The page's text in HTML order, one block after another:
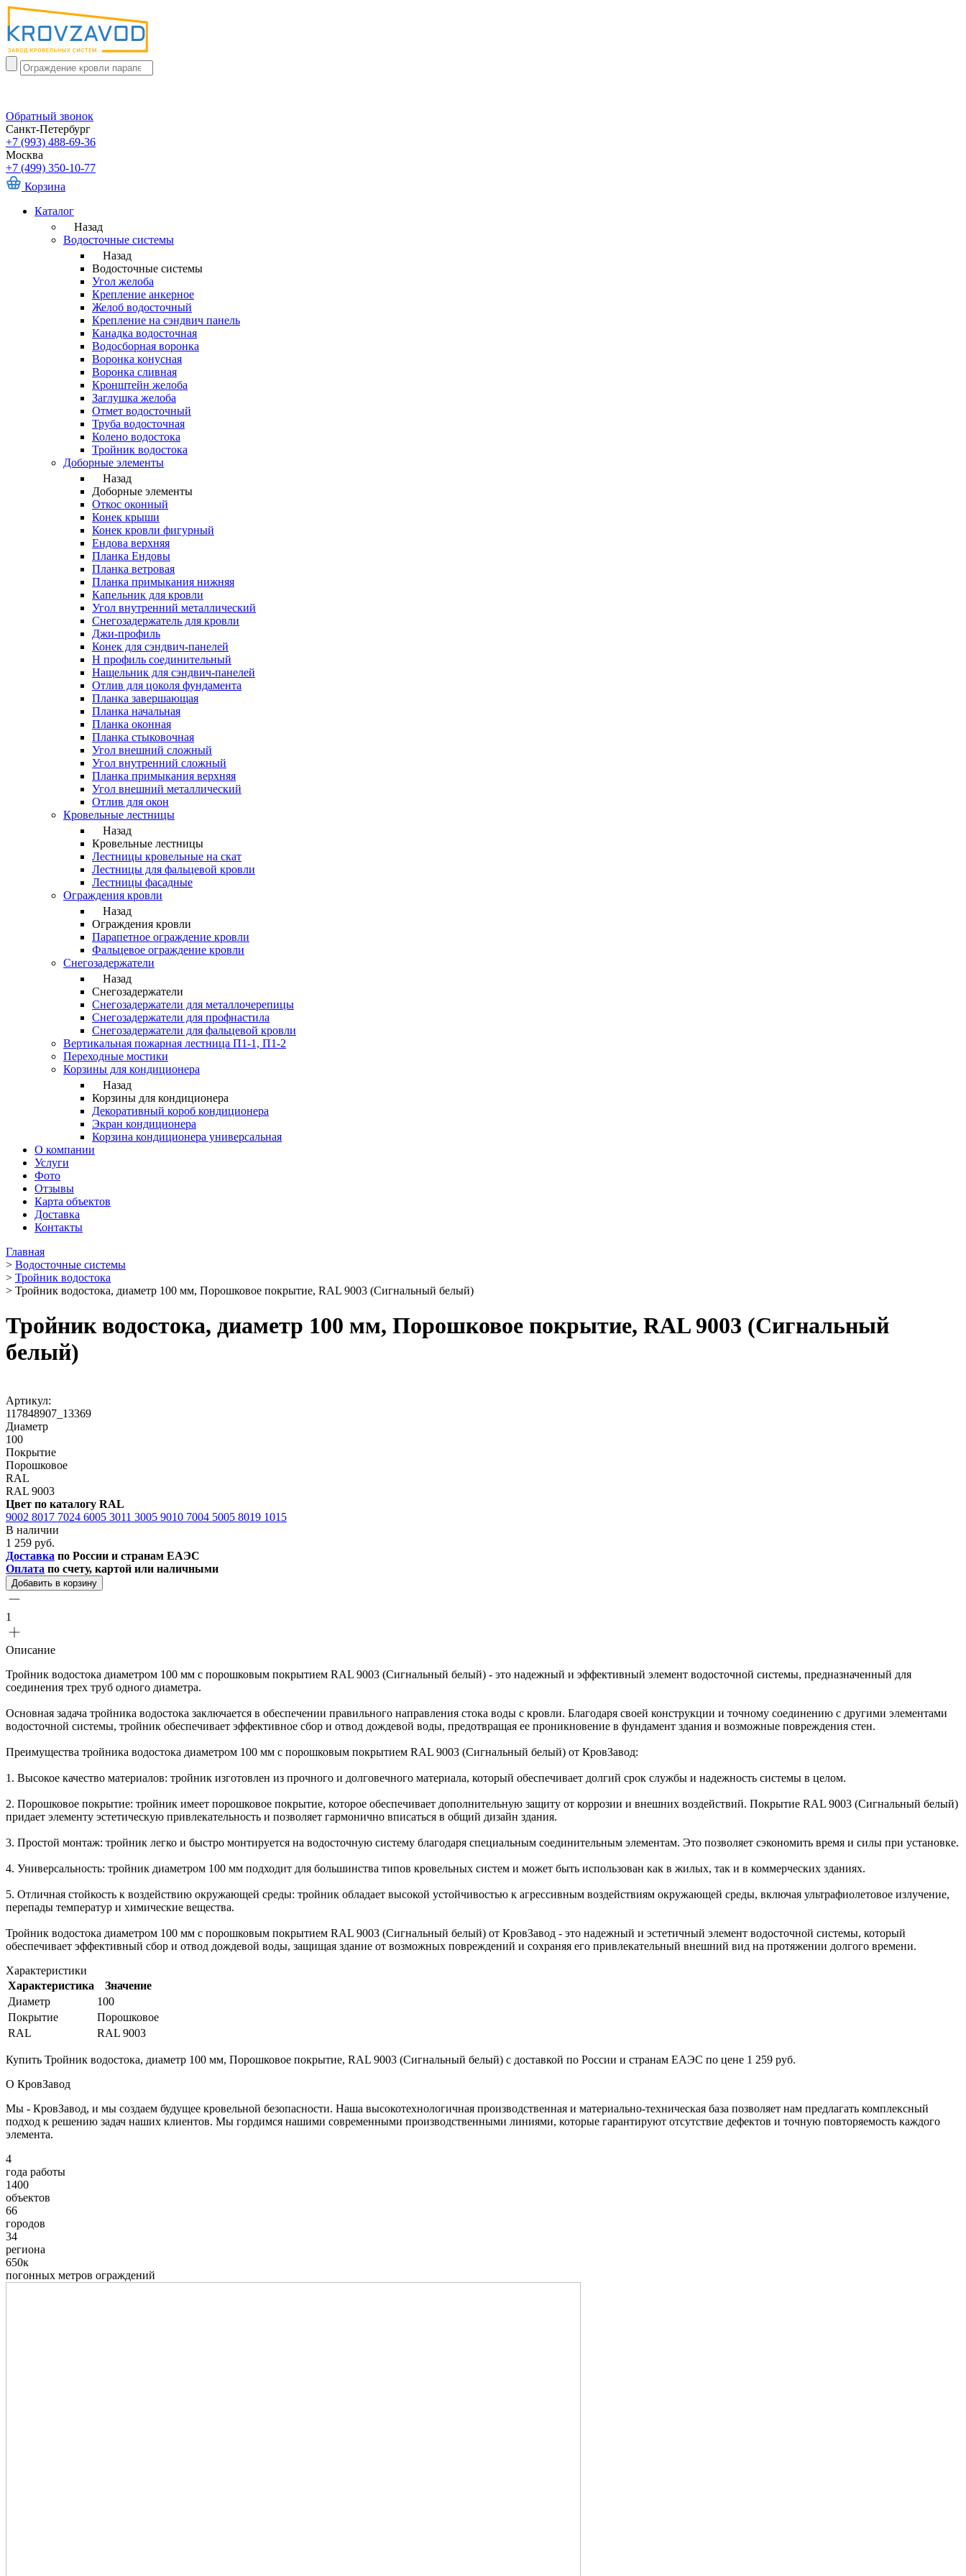
Обратный звонок
Санкт-Петербург
+7 (993) 488-69-36
Москва
+7 (499) 350-10-77
Корзина
Каталог
Назад
Водосточные системы
Назад
Водосточные системы
Угол желоба
Крепление анкерное
Желоб водосточный
Крепление на сэндвич панель
Канадка водосточная
Водосборная воронка
Воронка конусная
Воронка сливная
Кронштейн желоба
Заглушка желоба
Отмет водосточный
Труба водосточная
Колено водостока
Тройник водостока
Доборные элементы
Назад
Доборные элементы
Откос оконный
Конек крыши
Конек кровли фигурный
Ендова верхняя
Планка Ендовы
Планка ветровая
Планка примыкания нижняя
Капельник для кровли
Угол внутренний металлический
Снегозадержатель для кровли
Джи-профиль
Конек для сэндвич-панелей
Н профиль соединительный
Нащельник для сэндвич-панелей
Отлив для цоколя фундамента
Планка завершающая
Планка начальная
Планка оконная
Планка стыковочная
Угол внешний сложный
Угол внутренний сложный
Планка примыкания верхняя
Угол внешний металлический
Отлив для окон
Кровельные лестницы
Назад
Кровельные лестницы
Лестницы кровельные на скат
Лестницы для фальцевой кровли
Лестницы фасадные
Ограждения кровли
Назад
Ограждения кровли
Парапетное ограждение кровли
Фальцевое ограждение кровли
Снегозадержатели
Назад
Снегозадержатели
Снегозадержатели для металлочерепицы
Снегозадержатели для профнастила
Снегозадержатели для фальцевой кровли
Вертикальная пожарная лестница П1-1, П1-2
Переходные мостики
Корзины для кондиционера
Назад
Корзины для кондиционера
Декоративный короб кондиционера
Экран кондиционера
Корзина кондиционера универсальная
О компании
Услуги
Фото
Отзывы
Карта объектов
Доставка
Контакты
Главная
> Водосточные системы
> Тройник водостока
> Тройник водостока, диаметр 100 мм, Порошковое покрытие, RAL 9003 (Сигнальный белый)
Тройник водостока, диаметр 100 мм, Порошковое покрытие, RAL 9003 (Сигнальный
белый)
Артикул:
117848907_13369
Диаметр
100
Покрытие
Порошковое
RAL
RAL 9003
Цвет по каталогу RAL
9002 8017 7024 6005 3011 3005 9010 7004 5005 8019 1015
В наличии
1 259 руб.
Доставка по России и странам ЕАЭС
Оплата по счету, картой или наличными
Добавить в корзину
1
Описание
Тройник водостока диаметром 100 мм с порошковым покрытием RAL 9003 (Сигнальный белый) - это надежный и эффективный элемент водосточной системы, предназначенный для
соединения трех труб одного диаметра.
Основная задача тройника водостока заключается в обеспечении правильного направления стока воды с кровли. Благодаря своей конструкции и точному соединению с другими элементами
водосточной системы, тройник обеспечивает эффективное сбор и отвод дождевой воды, предотвращая ее проникновение в фундамент здания и возможные повреждения стен.
Преимущества тройника водостока диаметром 100 мм с порошковым покрытием RAL 9003 (Сигнальный белый) от КровЗавод:
1. Высокое качество материалов: тройник изготовлен из прочного и долговечного материала, который обеспечивает долгий срок службы и надежность системы в целом.
2. Порошковое покрытие: тройник имеет порошковое покрытие, которое обеспечивает дополнительную защиту от коррозии и внешних воздействий. Покрытие RAL 9003 (Сигнальный белый)
придает элементу эстетическую привлекательность и позволяет гармонично вписаться в общий дизайн здания.
3. Простой монтаж: тройник легко и быстро монтируется на водосточную систему благодаря специальным соединительным элементам. Это позволяет сэкономить время и силы при установке.
4. Универсальность: тройник диаметром 100 мм подходит для большинства типов кровельных систем и может быть использован как в жилых, так и в коммерческих зданиях.
5. Отличная стойкость к воздействию окружающей среды: тройник обладает высокой устойчивостью к агрессивным воздействиям окружающей среды, включая ультрафиолетовое излучение,
перепады температур и химические вещества.
Тройник водостока диаметром 100 мм с порошковым покрытием RAL 9003 (Сигнальный белый) от КровЗавод - это надежный и эстетичный элемент водосточной системы, который
обеспечивает эффективный сбор и отвод дождевой воды, защищая здание от возможных повреждений и сохраняя его привлекательный внешний вид на протяжении долгого времени.
Характеристики
Характеристика
Значение
Диаметр
100
Покрытие
Порошковое
RAL
RAL 9003
Купить Тройник водостока, диаметр 100 мм, Порошковое покрытие, RAL 9003 (Сигнальный белый) с доставкой по России и странам ЕАЭС по цене 1 259 руб.
О КровЗавод
Мы - КровЗавод, и мы создаем будущее кровельной безопасности. Наша высокотехнологичная производственная и материально-техническая база позволяет нам предлагать комплексный
подход к решению задач наших клиентов. Мы гордимся нашими современными производственными линиями, которые гарантируют отсутствие дефектов и точную повторяемость каждого
элемента.
4
года работы
1400
объектов
66
городов
34
региона
650к
погонных метров ограждений